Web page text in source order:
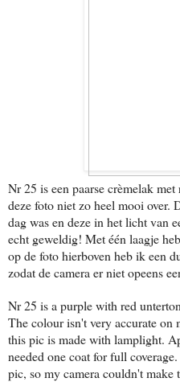
Nr 25 is een paarse crèmelak
deze foto niet zo heel mooi over.
dag was en deze in het licht van
echt geweldig! Met één laagje
op de foto hierboven heb ik een
zodat de camera er niet opeens
Nr 25 is a purple with red
The colour isn't very accurate on
this pic is made with lamplight.
needed one coat for full
pic, so my camera couldn't make